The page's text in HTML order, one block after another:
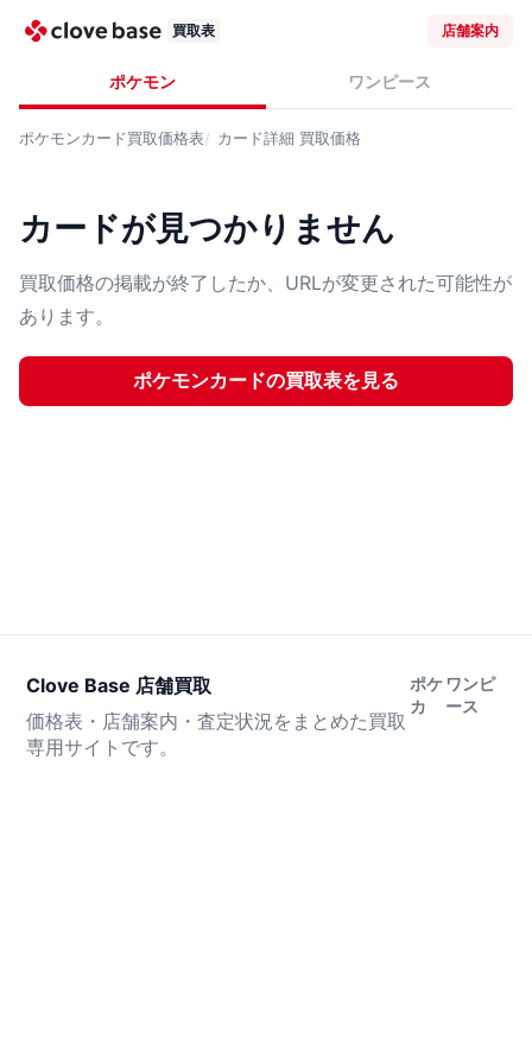
買取表 店舗案内
ポケモン ワンピース
ポケモンカード買取価格表 カード詳細 買取価格
カードが見つかりません
買取価格の掲載が終了したか、URLが変更された可能性が
あります。
ポケモンカードの買取表を見る
Clove Base 店舗買取
価格表・店舗案内・査定状況をまとめた買取
専用サイトです。
ポケ
カ
ワンピ
ース